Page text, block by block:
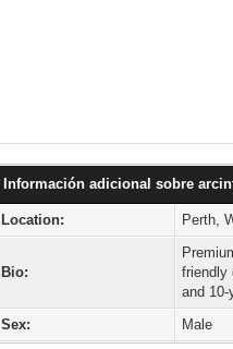
Información adicional sobre
Location: Perth,
Bio:
friendly
and
Sex:
Male